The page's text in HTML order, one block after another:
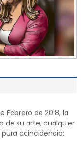
Febrero de 2018, la
de su arte, cualquier
coincidencia: